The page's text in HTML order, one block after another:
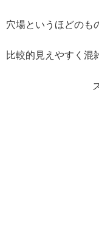
穴場というほどのも
比較的見えやすく混